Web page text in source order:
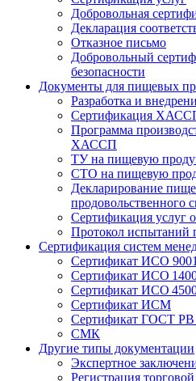
Добровольная
Декларация
Отказное письмо
Добровольный
безопасности
Документы для пищевых
Разработка и
Сертификация
Программа
ХАССП
ТУ на пищевую
СТО на пищевую
Декларирование
продовольственного
Сертификация услуг
Протокол испытаний
Сертификация систем
Сертификат ИСО 9001
Сертификат ИСО
Сертификат ИСО
Сертификат ИСМ
Сертификат ГОСТ РВ
СМК
Другие типы документации
Экспертное
Регистрация